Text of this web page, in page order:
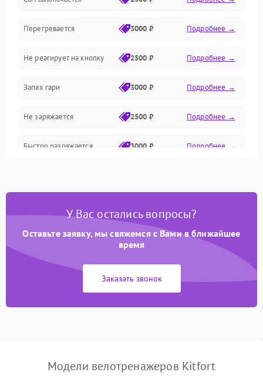
Механические/Электроника
Оптика
Перегревается 3000 ₽ Подробнее →
Не реагирует на кнопку 2500 ₽ Подробнее →
Запах гари 3000 ₽ Подробнее →
Не заряжается 2500 ₽ Подробнее →
Быстро разряжается 3000 ₽ Подробнее →
У Вас остались вопросы?
Оставьте заявку, мы свяжемся с Вами в ближайшее
время
Заказать звонок
Модели велотренажеров Kitfort